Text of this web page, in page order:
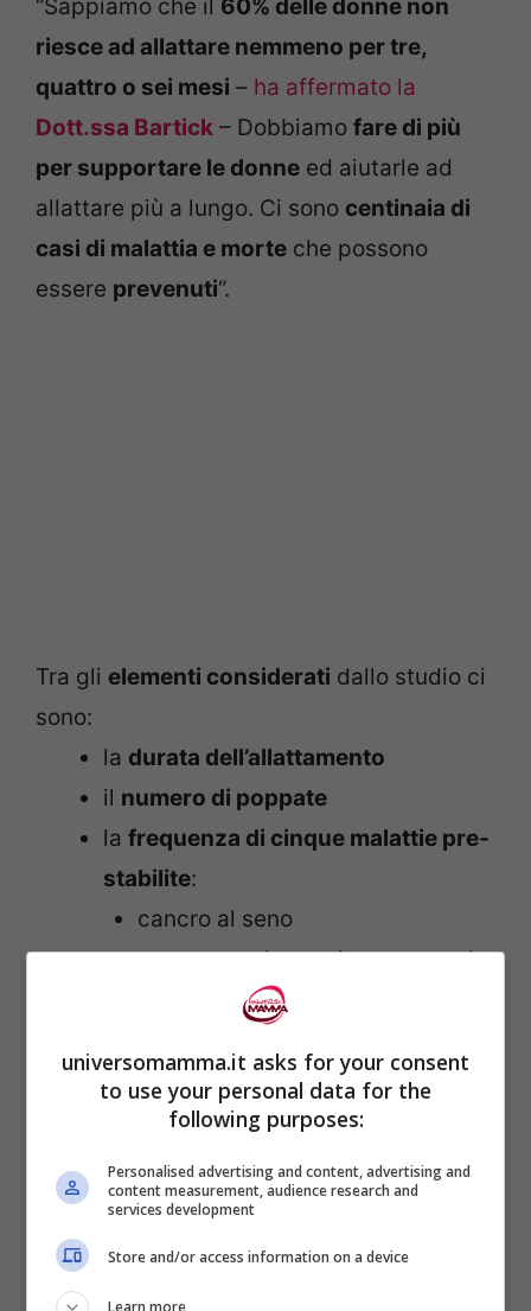
“Sappiamo che il 60% delle donne non
riesce ad allattare nemmeno per tre,
quattro o sei mesi – ha affermato la
Dott.ssa Bartick – Dobbiamo fare di più
per supportare le donne ed aiutarle ad
allattare più a lungo. Ci sono centinaia di
casi di malattia e morte che possono
essere prevenuti“.
Tra gli elementi considerati dallo studio ci
sono:
la durata dell’allattamento
il numero di poppate
la frequenza di cinque malattie pre-
stabilite:
cancro al seno
cancro ovarico perimenopausale
ipertensione
diabete di tipo 2
impossibile sapere con certezza se sia
l’allattamento a causare una minore
possibilità di contrarre tali malattie o se
universomamma.it asks for your consent
to use your personal data for the
following purposes:
Personalised advertising and content, advertising and
content measurement, audience research and
services development
Store and/or access information on a device
Learn more